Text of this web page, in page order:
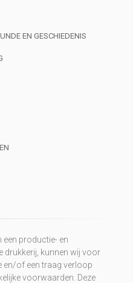
EN GESCHIEDENIS
productie- en
drukkerij, kunnen wij voor
en/of een traag verloop
voorwaarden. Deze